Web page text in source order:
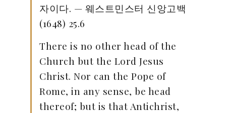
자이다. — 웨스트민스터 신앙고백
(1648) 25.6
There is no other head of the
Church but the Lord Jesus
Christ. Nor can the Pope of
Rome, in any sense, be head
thereof; but is that Antichrist,